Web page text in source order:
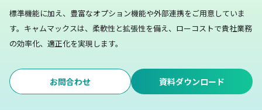
標準機能に加え、豊富なオプション機能や外部連携をご用意していま
す。 キャムマックスは、柔軟性と拡張性を備え、ローコストで貴社業務
の効率化、適正化を実現します。
お問合わせ 資料ダウンロード